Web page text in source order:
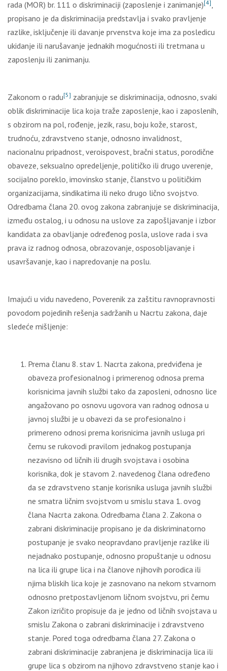
rada (MOR) br. 111 o diskriminaciji (zaposlenje i zanimanje)[4],
propisano je da diskriminacija predstavlјa i svako pravlјenje
razlike, isklјučenje ili davanje prvenstva koje ima za posledicu
ukidanje ili narušavanje jednakih mogućnosti ili tretmana u
zaposlenju ili zanimanju.
Zakonom o radu[5] zabranjuje se diskriminacija, odnosno, svaki
oblik diskriminacije lica koja traže zaposlenje, kao i zaposlenih,
s obzirom na pol, rođenje, jezik, rasu, boju kože, starost,
trudnoću, zdravstveno stanje, odnosno invalidnost,
nacionalnu pripadnost, veroispovest, bračni status, porodične
obaveze, seksualno opredelјenje, političko ili drugo uverenje,
socijalno poreklo, imovinsko stanje, članstvo u političkim
organizacijama, sindikatima ili neko drugo lično svojstvo.
Odredbama člana 20. ovog zakona zabranjuje se diskriminacija,
između ostalog, i u odnosu na uslove za zapošlјavanje i izbor
kandidata za obavlјanje određenog posla, uslove rada i sva
prava iz radnog odnosa, obrazovanje, osposoblјavanje i
usavršavanje, kao i napredovanje na poslu.
Imajući u vidu navedeno, Poverenik za zaštitu ravnopravnosti
povodom pojedinih rešenja sadržanih u Nacrtu zakona, daje
sledeće mišlјenje:
Prema članu 8. stav 1. Nacrta zakona, predviđena je
obaveza profesionalnog i primerenog odnosa prema
korisnicima javnih službi tako da zaposleni, odnosno lice
angažovano po osnovu ugovora van radnog odnosa u
javnoj službi je u obavezi da se profesionalno i
primereno odnosi prema korisnicima javnih usluga pri
čemu se rukovodi pravilom jednakog postupanja
nezavisno od ličnih ili drugih svojstava i osobina
korisnika, dok je stavom 2. navedenog člana određeno
da se zdravstveno stanje korisnika usluga javnih službi
ne smatra ličnim svojstvom u smislu stava 1. ovog
člana Nacrta zakona. Odredbama člana 2. Zakona o
zabrani diskriminacije propisano je da diskriminatorno
postupanje je svako neopravdano pravlјenje razlike ili
nejadnako postupanje, odnosno propuštanje u odnosu
na lica ili grupe lica i na članove njihovih porodica ili
njima bliskih lica koje je zasnovano na nekom stvarnom
odnosno pretpostavlјenom ličnom svojstvu, pri čemu
Zakon izričito propisuje da je jedno od ličnih svojstava u
smislu Zakona o zabrani diskriminacije i zdravstveno
stanje. Pored toga odredbama člana 27. Zakona o
zabrani diskriminacije zabranjena je diskriminacija lica ili
grupe lica s obzirom na njihovo zdravstveno stanje kao i